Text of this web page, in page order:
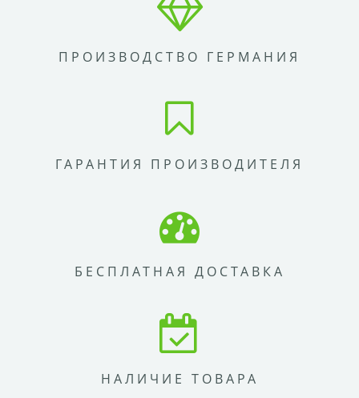
ПРОИЗВОДСТВО ГЕРМАНИЯ
ГАРАНТИЯ ПРОИЗВОДИТЕЛЯ
БЕСПЛАТНАЯ ДОСТАВКА
НАЛИЧИЕ ТОВАРА